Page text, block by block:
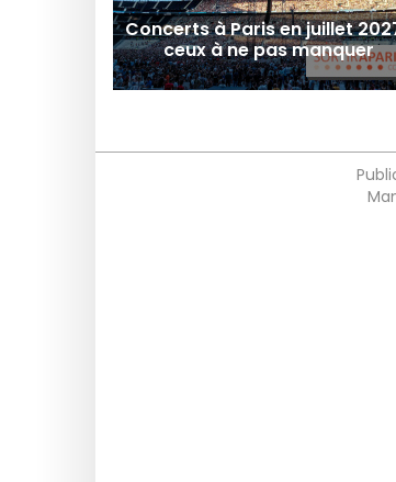
Concerts à Paris en juillet
ceux à ne pas manquer